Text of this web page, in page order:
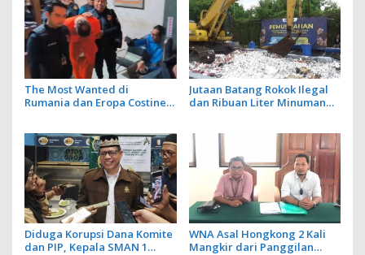
The Most Wanted di
Rumania dan Eropa Costinel-
Negaranya
Jutaan Batang Rokok Ilegal
dan Ribuan Liter Minuman
Diduga Korupsi Dana Komite
dan PIP, Kepala SMAN 1
WNA Asal Hongkong 2 Kali
Mangkir dari Panggilan